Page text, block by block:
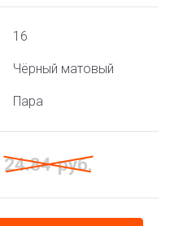
16
Чёрный матовый
Пара
24.84 руб.